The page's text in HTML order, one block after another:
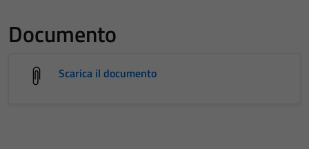
Documento
Scarica il documento